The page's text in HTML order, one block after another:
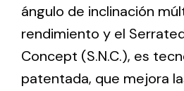
ángulo de inclinación
rendimiento y el
Concept (S.N.C.), es
patentada, que mejora